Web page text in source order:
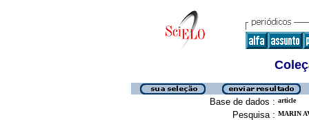
Base de dados : article
Pesquisa : MARIN